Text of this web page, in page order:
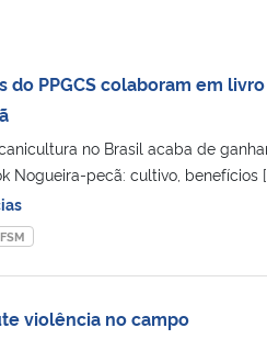
do PPGCS colaboram em
no Brasil acaba de
Nogueira-pecã: cultivo, benefícios
violência no campo